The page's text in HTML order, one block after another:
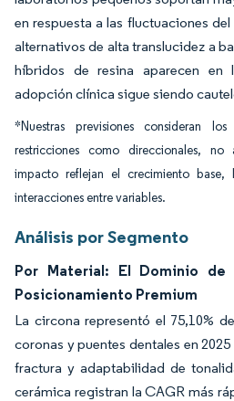
en respuesta a las fluctuaciones
alternativos de alta translucidez a
híbridos de resina aparecen en
adopción clínica sigue siendo
*Nuestras previsiones consideran
restricciones como direccionales, no
impacto reflejan el crecimiento
interacciones entre variables.
Análisis por Segmento
Por Material: El Dominio de
Posicionamiento Premium
La circona representó el 75,10%
coronas y puentes dentales en
fractura y adaptabilidad de
cerámica registran la CAGR más